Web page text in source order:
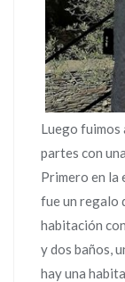
Luego fuimos
partes con
Primero en la
fue un regalo
habitación
y dos baños,
hay una